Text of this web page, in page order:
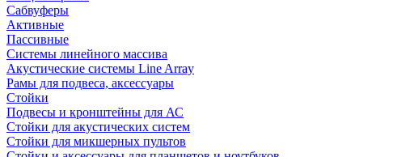
Сабвуферы
Активные
Пассивные
Системы линейного массива
Акустические системы Line Array
Рамы для подвеса, аксессуары
Стойки
Подвесы и кронштейны для АС
Стойки для акустических систем
Стойки для микшерных пультов